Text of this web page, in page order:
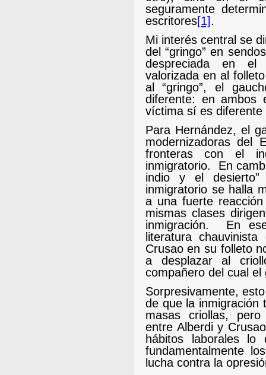
seguramente
escritores[1].
Mi interés central se
del “gringo” en
despreciada en el
valorizada en al
al “gringo”, el
diferente: en ambos
víctima sí es diferente
Para Hernández, el
modernizadoras del
fronteras con el
inmigratorio.
En
indio y el
inmigratorio se halla
a una fuerte
mismas clases
inmigración.
En
literatura
Crusao en su folleto
a desplazar al
compañero del cual
Sorpresivamente,
de que la inmigración
masas criollas,
entre Alberdi y
hábitos laborales lo
fundamentalmente
lucha contra la